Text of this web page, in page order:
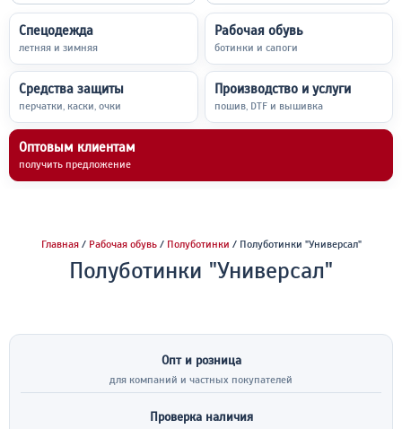
Спецодежда
летняя и зимняя
Рабочая обувь
ботинки и сапоги
Средства защиты
перчатки, каски, очки
Производство и услуги
пошив, DTF и вышивка
Оптовым клиентам
получить предложение
Главная/ Рабочая обувь/ Полуботинки / Полуботинки "Универсал"
Полуботинки "Универсал"
Опт и розница
для компаний и частных покупателей
Проверка наличия